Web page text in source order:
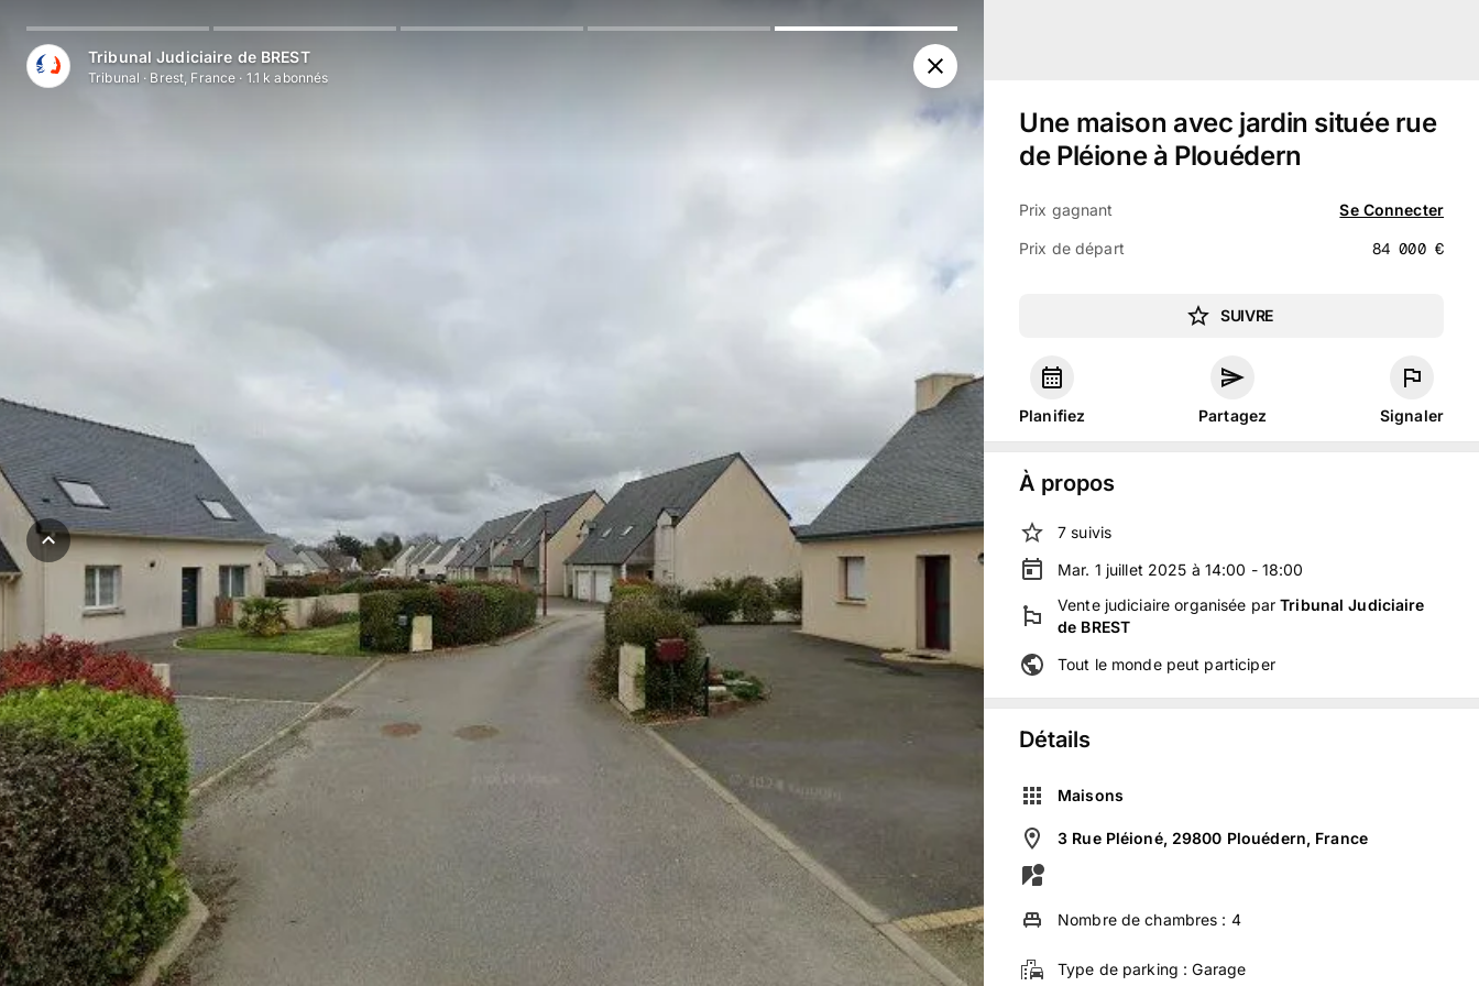
Tribunal Judiciaire de BREST
Tribunal · Brest, France · 1.1 k abonnés
Une maison avec jardin située rue
de Pléione à Plouédern
Prix gagnant Se Connecter
Prix de départ 84 000 €
SUIVRE
Planifiez Partagez Signaler
À propos
7 suivis
Mar. 1 juillet 2025 à 14:00 - 18:00
Vente judiciaire organisée parTribunal Judiciaire
de BREST
Tout le monde peut participer
Détails
Maisons
3 Rue Pléioné, 29800 Plouédern, France
Nombre de chambres : 4
Type de parking :Garage